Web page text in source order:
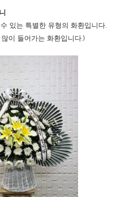
있는 특별한 유형의 화환입니다.
이 들어가는 화환입니다.)